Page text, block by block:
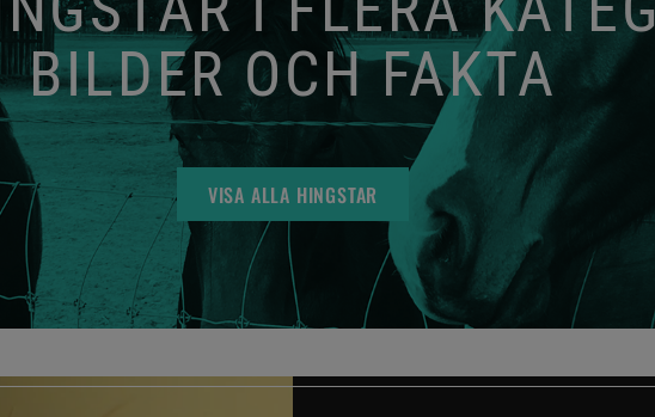
BILDER OCH FAKTA
VISA ALLA HINGSTAR